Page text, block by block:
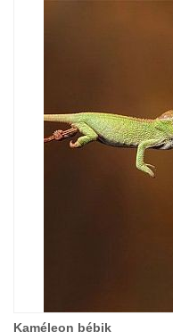
Kaméleon bébik